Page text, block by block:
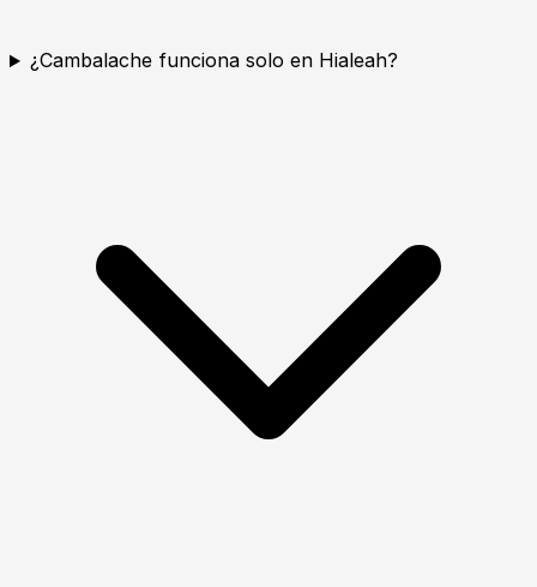
¿Cambalache funciona solo en Hialeah?